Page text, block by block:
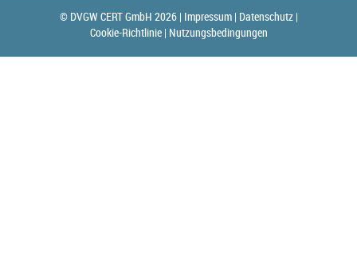
© DVGW CERT GmbH 2026 | Impressum | Datenschutz |
Cookie-Richtlinie | Nutzungsbedingungen